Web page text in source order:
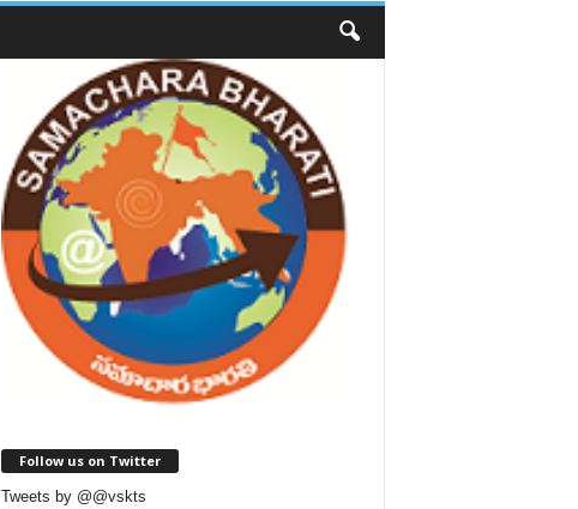
Follow us on Twitter
Tweets by @@vskts